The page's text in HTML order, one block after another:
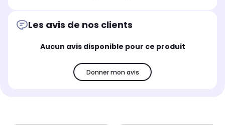
Les avis de nos clients
Aucun avis disponible pour ce produit
Donner mon avis